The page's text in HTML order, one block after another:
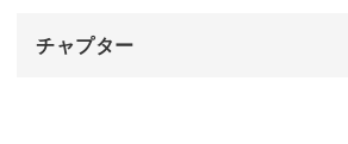
チャプター